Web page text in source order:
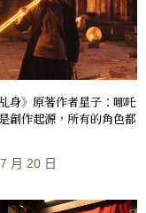
身》原著作者星子：哪吒
創作起源，所有的角色都
月 20 日